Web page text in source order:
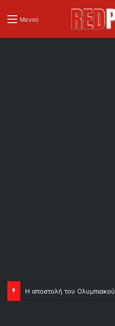
Μενού
Η αποστολή του Ολυμπιακού